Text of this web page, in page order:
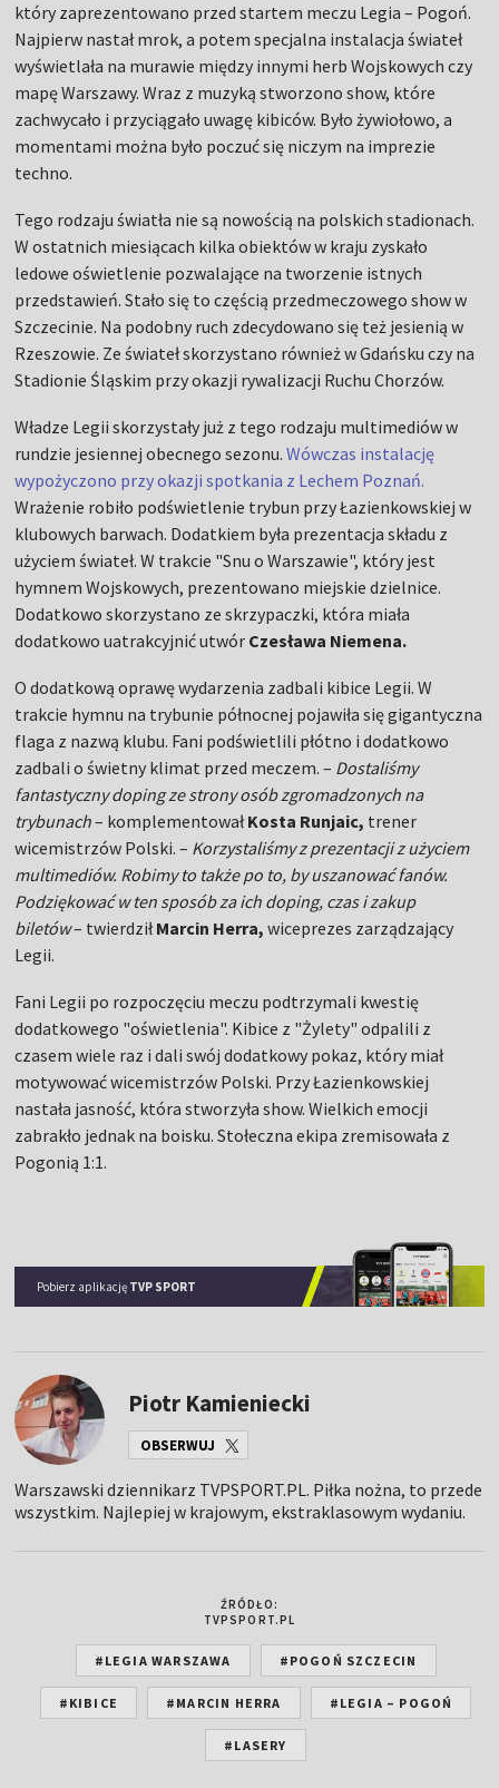
który zaprezentowano przed startem meczu Legia – Pogoń.
Najpierw nastał mrok, a potem specjalna instalacja świateł
wyświetlała na murawie między innymi herb Wojskowych czy
mapę Warszawy. Wraz z muzyką stworzono show, które
zachwycało i przyciągało uwagę kibiców. Było żywiołowo, a
momentami można było poczuć się niczym na imprezie
techno.
Tego rodzaju światła nie są nowością na polskich stadionach.
W ostatnich miesiącach kilka obiektów w kraju zyskało
ledowe oświetlenie pozwalające na tworzenie istnych
przedstawień. Stało się to częścią przedmeczowego show w
Szczecinie. Na podobny ruch zdecydowano się też jesienią w
Rzeszowie. Ze świateł skorzystano również w Gdańsku czy na
Stadionie Śląskim przy okazji rywalizacji Ruchu Chorzów.
Władze Legii skorzystały już z tego rodzaju multimediów w
rundzie jesiennej obecnego sezonu.Wówczas instalację
wypożyczono przy okazji spotkania z Lechem Poznań.
Wrażenie robiło podświetlenie trybun przy Łazienkowskiej w
klubowych barwach. Dodatkiem była prezentacja składu z
użyciem świateł. W trakcie "Snu o Warszawie", który jest
hymnem Wojskowych, prezentowano miejskie dzielnice.
Dodatkowo skorzystano ze skrzypaczki, która miała
dodatkowo uatrakcyjnić utwór Czesława Niemena.
O dodatkową oprawę wydarzenia zadbali kibice Legii. W
trakcie hymnu na trybunie północnej pojawiła się gigantyczna
flaga z nazwą klubu. Fani podświetlili płótno i dodatkowo
zadbali o świetny klimat przed meczem. – Dostaliśmy
fantastyczny doping ze strony osób zgromadzonych na
trybunach– komplementowałKosta Runjaic, trener
wicemistrzów Polski. – Korzystaliśmy z prezentacji z użyciem
multimediów. Robimy to także po to, by uszanować fanów.
Podziękować w ten sposób za ich doping, czas i zakup
biletów– twierdziłMarcin Herra,wiceprezes zarządzający
Legii.
Fani Legii po rozpoczęciu meczu podtrzymali kwestię
dodatkowego "oświetlenia". Kibice z "Żylety" odpalili z
czasem wiele raz i dali swój dodatkowy pokaz, który miał
motywować wicemistrzów Polski. Przy Łazienkowskiej
nastała jasność, która stworzyła show. Wielkich emocji
zabrakło jednak na boisku. Stołeczna ekipa zremisowała z
Pogonią 1:1.
Pobierz aplikację TVP SPORT
Piotr Kamieniecki
OBSERWUJ
Warszawski dziennikarz TVPSPORT.PL. Piłka nożna, to przede
wszystkim. Najlepiej w krajowym, ekstraklasowym wydaniu.
ŹRÓDŁO:
TVPSPORT.PL
#LEGIA WARSZAWA #POGOŃ SZCZECIN
#KIBICE #MARCIN HERRA #LEGIA – POGOŃ
#LASERY